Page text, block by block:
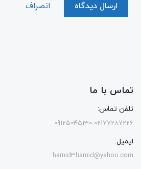
ارسال دیدگاه انصراف
تماس با ما
تلفن تماس:
09125045130-02177287226
ایمیل:
hamid3hamid@yahoo.com